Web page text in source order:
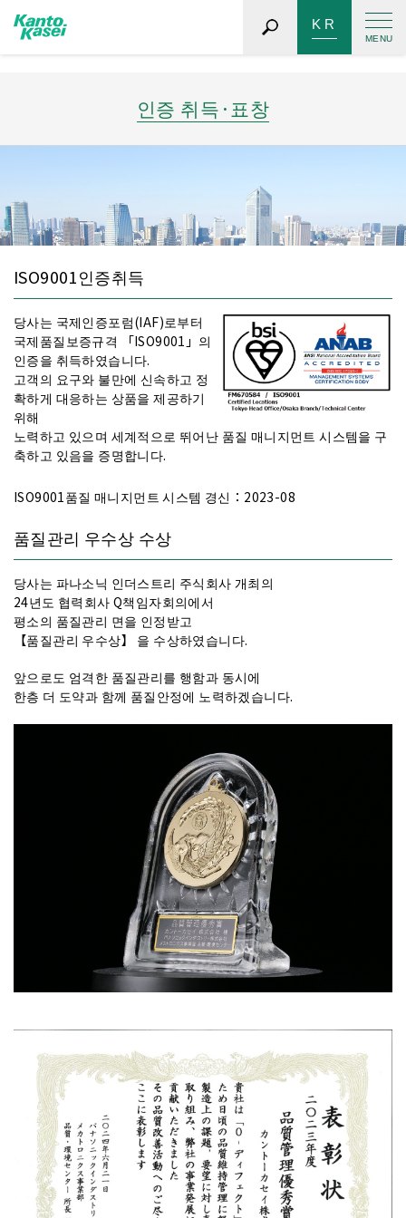
저온~고온에서의 습동부하의 변화를 억제하고 싶다.
중후한 감촉을 얻고 싶다.（토크 · 댐퍼용 그리스）
오일 번짐을 없애고 싶다.（기구용 그리스/오일）
그리스의 유분 분리를 없애고 싶다. （기구용 그리스/오일）
높은 토크로 움직임을 제어하고 싶다.
（토크·댐퍼용 그리스）
수지 습동부, 수지×금속습동부의 내구성을 향상 시키고 싶다.（함침오일）
수지 습동부, 수지×금속습동부의 내구성을 향상 시키고 싶다.
（기구그리스/오일）
수지 습동부, 수지×금속습동부의 내구성을 향상 시키고 싶다. （블소그리스）
마모를 감소시키고 싶다. （세미웨트타입）
방어 ·보호
접점의 황화방지.（접점용 그리스/오일）
접점의 산화방지.（접점용 그리스/오일）
아크(arc)에 의한 그리스 탄화를 방지하고 싶다.
도전성을 확보하면서 윤활시키고 싶다.
（도전（통전）그리스）
어스(earth)를 막으면서 마모를 방지하고 싶다.
발수·발유성 향상.（불소코팅제）
발수 + 도포확인.（불소코팅제）
인증 취득·표창
ISO9001인증취득
당사는 국제인증포럼(IAF)로부터
국제품질보증규격 「ISO9001」의
인증을 취득하였습니다.
고객의 요구와 불만에 신속하고 정
확하게 대응하는 상품을 제공하기
위해
노력하고 있으며 세계적으로 뛰어난 품질 매니지먼트 시스템을 구
축하고 있음을 증명합니다.
ISO9001품질 매니지먼트 시스템 경신：2023-08
품질관리 우수상 수상
당사는 파나소닉 인더스트리 주식회사 개최의
24년도 협력회사 Q책임자회의에서
평소의 품질관리 면을 인정받고
【품질관리 우수상】 을 수상하였습니다.
앞으로도 엄격한 품질관리를 행함과 동시에
한층 더 도약과 함께 품질안정에 노력하겠습니다.